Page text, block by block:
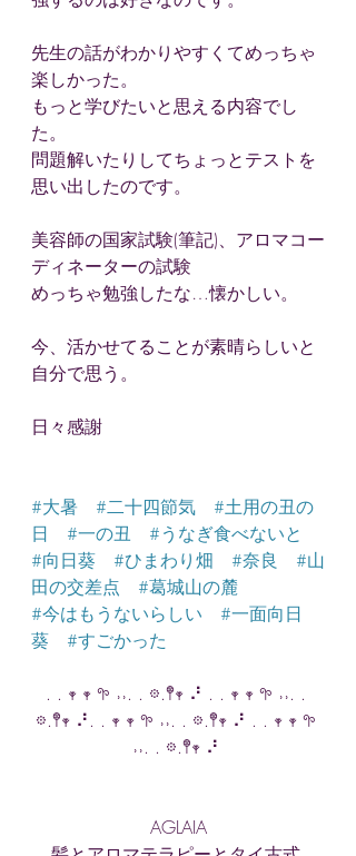
先生の話がわかりやすくてめっちゃ
楽しかった。
もっと学びたいと思える内容でし
た。
問題解いたりしてちょっとテストを
思い出したのです。
美容師の国家試験(筆記)、アロマコー
ディネーターの試験
めっちゃ勉強したな…懐かしい。
今、活かせてることが素晴らしいと
自分で思う。
日々感謝
#大暑 #二十四節気
#土用の丑の
日
#一の丑
#うなぎ食べないと
#向日葵
#ひまわり畑 #奈良
#山
田の交差点
#葛城山の麓
#今はもうないらしい
#一面向日
葵
#すごかった
. . 𖥧 𖥧 𖧧 ˒˒. . 𖡼.𖤣𖥧 ⠜ . . 𖥧 𖥧 𖧧 ˒˒. .
𖡼.𖤣𖥧 ⠜. . 𖥧 𖥧 𖧧 ˒˒. . 𖡼.𖤣𖥧 ⠜ . . 𖥧 𖥧 𖧧
˒˒. . 𖡼.𖤣𖥧 ⠜
AGLAIA